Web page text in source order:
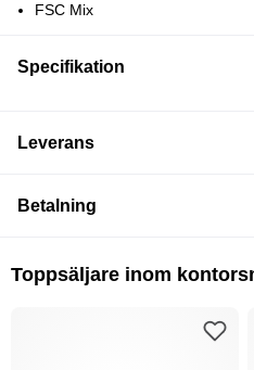
FSC Mix
Specifikation
Leverans
Betalning
Toppsäljare inom